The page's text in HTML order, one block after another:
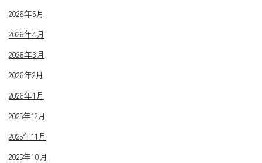
2026年5月
2026年4月
2026年3月
2026年2月
2026年1月
2025年12月
2025年11月
2025年10月